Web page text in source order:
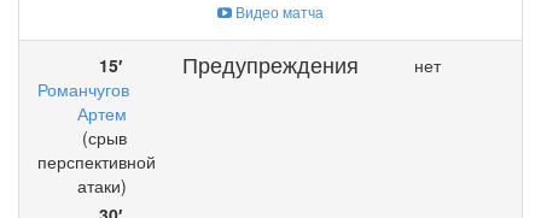
Видео матча
15′
Романчугов
Артем
(срыв
перспективной
атаки)
Предупреждения нет